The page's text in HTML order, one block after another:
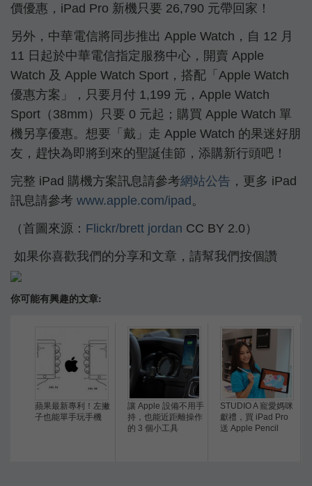
價優惠，iPad Pro 新機只要 26,790 元帶回家！
另外，中華電信將同步推出 Apple Watch，自 12 月
11 日起於中華電信指定服務中心，開賣 Apple
Watch 及 Apple Watch Sport，搭配「Apple Watch
優惠方案」，只要月付 1,199 元，Apple Watch
Sport（38mm）只要 0 元起；購買 Apple Watch 單
機另享優惠。想要「戴」走 Apple Watch 的果迷好朋
友，趕快為即將到來的聖誕佳節，添購新行頭吧！
完整 iPad 購機方案訊息請參考網站公告 ，更多 iPad
訊息請參考 www.apple.com/ipad 。
（首圖來源： Flickr/brett jordan CC BY 2.0）
如果你喜歡我們的分享和文章，請幫我們按個讚
你可能有興趣的文章:
蘋果最新專利！左撇
子也能單手玩手機
讓 Apple 設備不用手
持，也能近距離操作
的 3 個小工具
STUDIO A 寵愛媽咪
獻禮，買 iPad Pro
送 Apple Pencil